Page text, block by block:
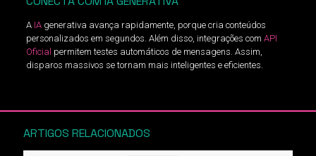
AIAgenerativa avança rapidamente, porque cria conteúdos
personalizados em segundos. Além disso, integrações com API
Oficial permitem testes automáticos de mensagens. Assim,
disparos massivos se tornam mais inteligentes e eficientes.
ARTIGOS RELACIONADOS